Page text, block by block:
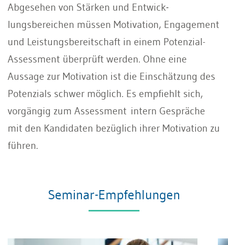
Abgesehen von Stärken und Entwick­
lungsbereichen müssen Motivation, En­gagement
und Leistungsbereitschaft in einem Potenzial-
Assessment überprüft werden. Ohne eine
Aussage zur Motiva­tion ist die Einschätzung des
Potenzials schwer möglich. Es empfiehlt sich,
vorgängig zum Assessment intern Gesprä­che
mit den Kandidaten bezüglich ihrer Motivation zu
führen.
Seminar-Empfehlungen